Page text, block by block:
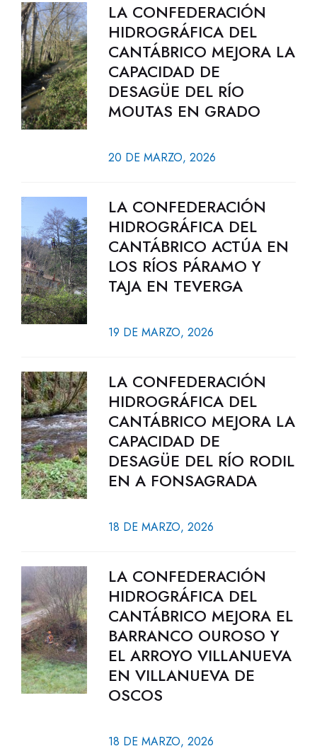
LA CONFEDERACIÓN
HIDROGRÁFICA DEL
CANTÁBRICO MEJORA LA
CAPACIDAD DE
DESAGÜE DEL RÍO
MOUTAS EN GRADO
20 DE MARZO, 2026
LA CONFEDERACIÓN
HIDROGRÁFICA DEL
CANTÁBRICO ACTÚA EN
LOS RÍOS PÁRAMO Y
TAJA EN TEVERGA
19 DE MARZO, 2026
LA CONFEDERACIÓN
HIDROGRÁFICA DEL
CANTÁBRICO MEJORA LA
CAPACIDAD DE
DESAGÜE DEL RÍO RODIL
EN A FONSAGRADA
18 DE MARZO, 2026
LA CONFEDERACIÓN
HIDROGRÁFICA DEL
CANTÁBRICO MEJORA EL
BARRANCO OUROSO Y
EL ARROYO VILLANUEVA
EN VILLANUEVA DE
OSCOS
18 DE MARZO, 2026